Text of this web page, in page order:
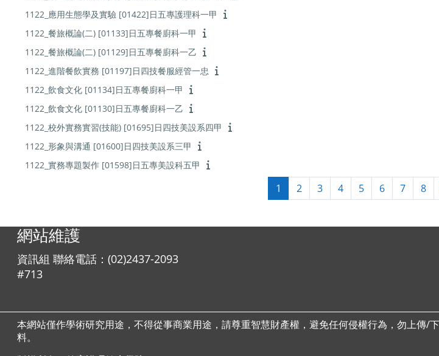
1122_應用生態學及實驗 [01422]日五專護理科一甲
1122_餐旅概論(二) [01133]日五專餐廚科一甲
1122_餐旅概論(二) [01129]日五專餐廚科一乙
1122_進階餐飲實務 [01197]日四技餐服經管一忠
1122_飲食文化 [01134]日五專餐廚科一甲
1122_飲食文化 [01130]日五專餐廚科一乙
1122_校外實務實習(技能) [01695]日四技美設系四甲
1122_形象與溝通 [01600]日四技美設系三甲
1122_實務專題製作 [01598]日五專美設科五甲
1 第 1 頁
2第 2 頁
3第 3 頁
4第 4 頁
5第 5 頁
6第 6 頁
7第 7 頁
8第
網站維護
資訊組 聯絡電話：(02)2437-2093
#713
本網站僅作學術研究用途，不得從事商業用途，請尊重智慧財產權，避免任何侵權行為，勿上傳/
料。